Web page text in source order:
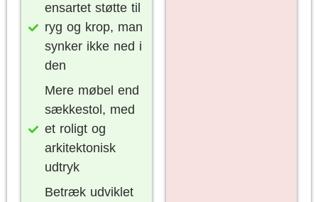
ensartet støtte til
ryg og krop, man
synker ikke ned i
den
Mere møbel end
sækkestol, med
et roligt og
arkitektonisk
udtryk
Betræk udviklet